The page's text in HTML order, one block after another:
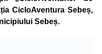
CicloAventura Sebeș,
Sebeș.